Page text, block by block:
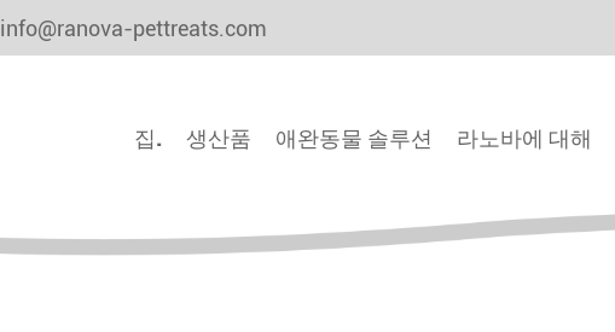
info@ranova-pettreats.com
집. 생산품 애완동물 솔루션 라노바에 대해